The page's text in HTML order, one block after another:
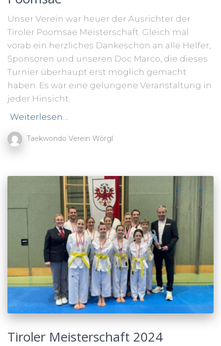
Unser Verein war heuer der Ausrichter der
Tiroler Poomsae Meisterschaft. Gleich mal
vorab ein herzliches Dankeschön an alle Helfer,
Sponsoren und unseren Doc Marco, die dieses
Turnier überhaupt erst möglich gemacht
haben. Es war eine gelungene Veranstaltung in
jeder Hinsicht.
Weiterlesen…
Taekwondo Verein Wörgl
Tiroler Meisterschaft 2024